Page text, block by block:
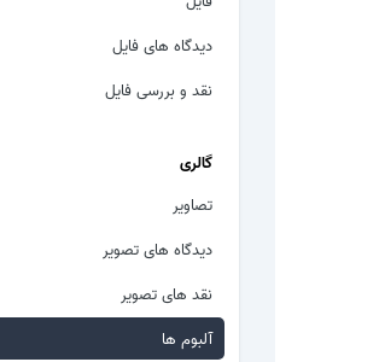
دیدگاه های فایل
نقد و بررسی فایل
گالری
تصاویر
دیدگاه های تصویر
نقد های تصویر
آلبوم ها